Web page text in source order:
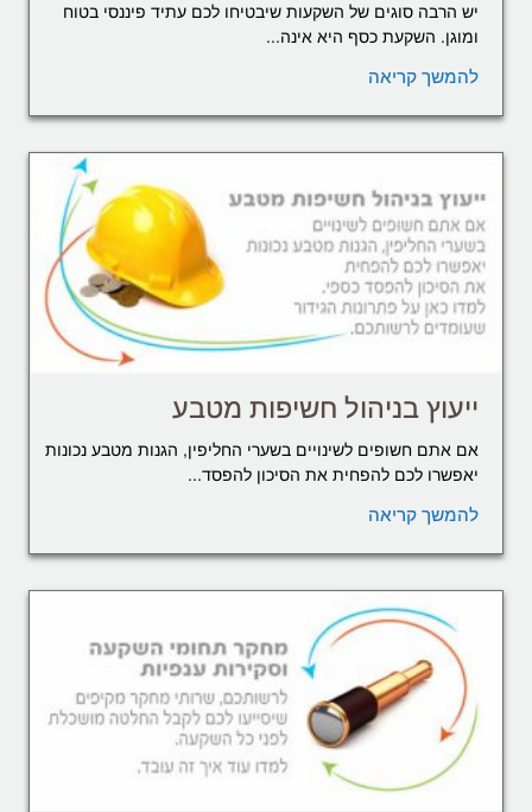
יש הרבה סוגים של השקעות שיבטיחו לכם עתיד פיננסי בטוח
ומוגן. השקעת כסף היא אינה...
להמשך קריאה
ייעוץ בניהול חשיפות מטבע
אם אתם חשופים לשינויים בשערי החליפין, הגנות מטבע נכונות
יאפשרו לכם להפחית את הסיכון להפסד...
להמשך קריאה